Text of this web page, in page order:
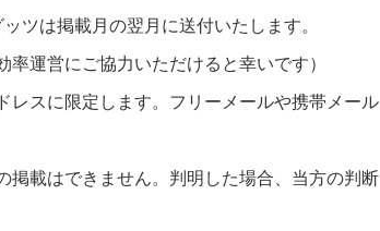
ツは掲載月の翌月に送付いたします。
運営にご協力いただけると幸いです）
スに限定します。フリーメールや携帯メール
載はできません。判明した場合、当方の判断